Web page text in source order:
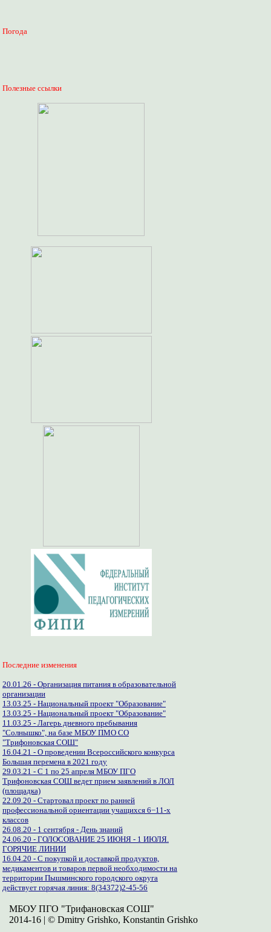
Погода
Полезные ссылки
Последние изменения
20.01.26 - Организация питания в образовательной
организации
13.03.25 - Национальный проект "Образование"
13.03.25 - Национальный проект "Образование"
11.03.25 - Лагерь дневного пребывания
"Солнышко", на базе МБОУ ПМО СО
"Трифоновская СОШ"
16.04.21 - О проведении Всероссийского конкурса
Большая перемена в 2021 году
29.03.21 - С 1 по 25 апреля МБОУ ПГО
Трифоновская СОШ ведет прием заявлений в ЛОЛ
(площадка)
22.09.20 - Стартовал проект по ранней
профессиональной ориентации учащихся 6−11-х
классов
26.08.20 - 1 сентября - День знаний
24.06.20 - ГОЛОСОВАНИЕ 25 ИЮНЯ - 1 ИЮЛЯ.
ГОРЯЧИЕ ЛИНИИ
16.04.20 - С покупкой и доставкой продуктов,
медикаментов и товаров первой необходимости на
территории Пышминского городского округа
действует горячая линия: 8(34372)2-45-56
МБОУ ПГО "Трифановская СОШ"
2014-16 | © Dmitry Grishko, Konstantin Grishko